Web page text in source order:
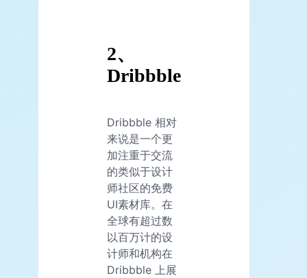
2、
Dribbble
Dribbble 相对
来说是一个更
加注重于交流
的类似于设计
师社区的免费
UI素材库。在
全球有超过数
以百万计的设
计师和机构在
Dribbble 上展